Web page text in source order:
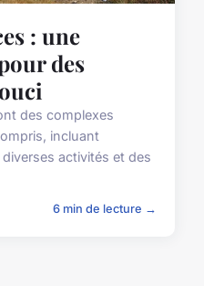
: une
des
des complexes
incluant
activités et des
6 min de lecture →